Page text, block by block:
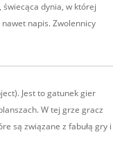
dynia, w której
napis. Zwolennicy
Jest to gatunek gier
W tej grze gracz
są związane z fabułą gry i